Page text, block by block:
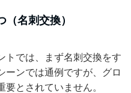
名刺交換）
トでは、まず名刺交換をす
ーンでは通例ですが、グロ
とされていません。